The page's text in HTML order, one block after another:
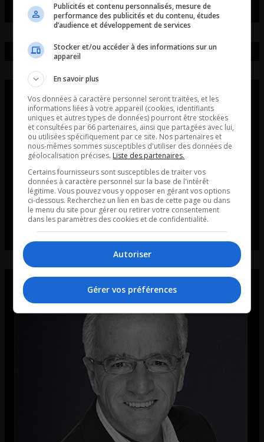
Publicités et contenu personnalisés, mesure de
performance des publicités et du contenu, études
d’audience et développement de services
Stocker et/ou accéder à des informations sur un
appareil
En savoir plus
Vos données à caractère personnel seront traitées, et les
informations liées à votre appareil (cookies, identifiants
uniques et autres types de données) pourront être stockées
et consultées par 66 partenaires, ainsi que partagées avec lui,
ou utilisées spécifiquement par ce site. Nos partenaires et
nous-mêmes sommes susceptibles d'utiliser des données de
géolocalisation précises. Liste des partenaires.
Certains fournisseurs sont susceptibles de traiter vos
données à caractère personnel sur la base de l'intérêt
légitime. Vous pouvez vous y opposer en gérant vos options
ci-dessous. Recherchez un lien en bas de cette page ou dans
le menu du site pour gérer ou retirer votre consentement
dans les paramètres des cookies et de confidentialité.
Autoriser
Gérer vos préférences